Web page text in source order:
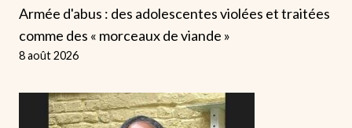
Armée d'abus : des adolescentes violées et traitées
comme des « morceaux de viande »
8 août 2026